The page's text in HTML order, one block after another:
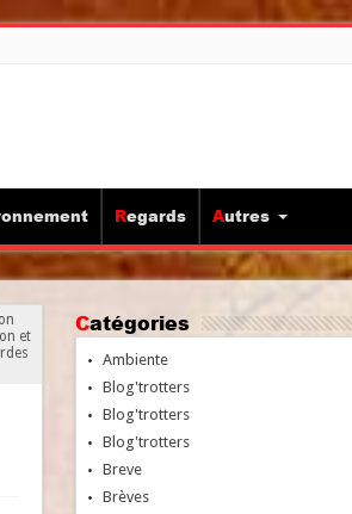
Regards Autres
et
Catégories
Ambiente
Blog'trotters
Blog'trotters
Blog'trotters
Breve
Brèves